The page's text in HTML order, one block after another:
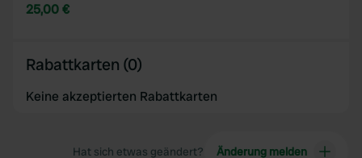
25,00 €
Rabattkarten (0)
Keine akzeptierten Rabattkarten
Hat sich etwas geändert? Änderung melden